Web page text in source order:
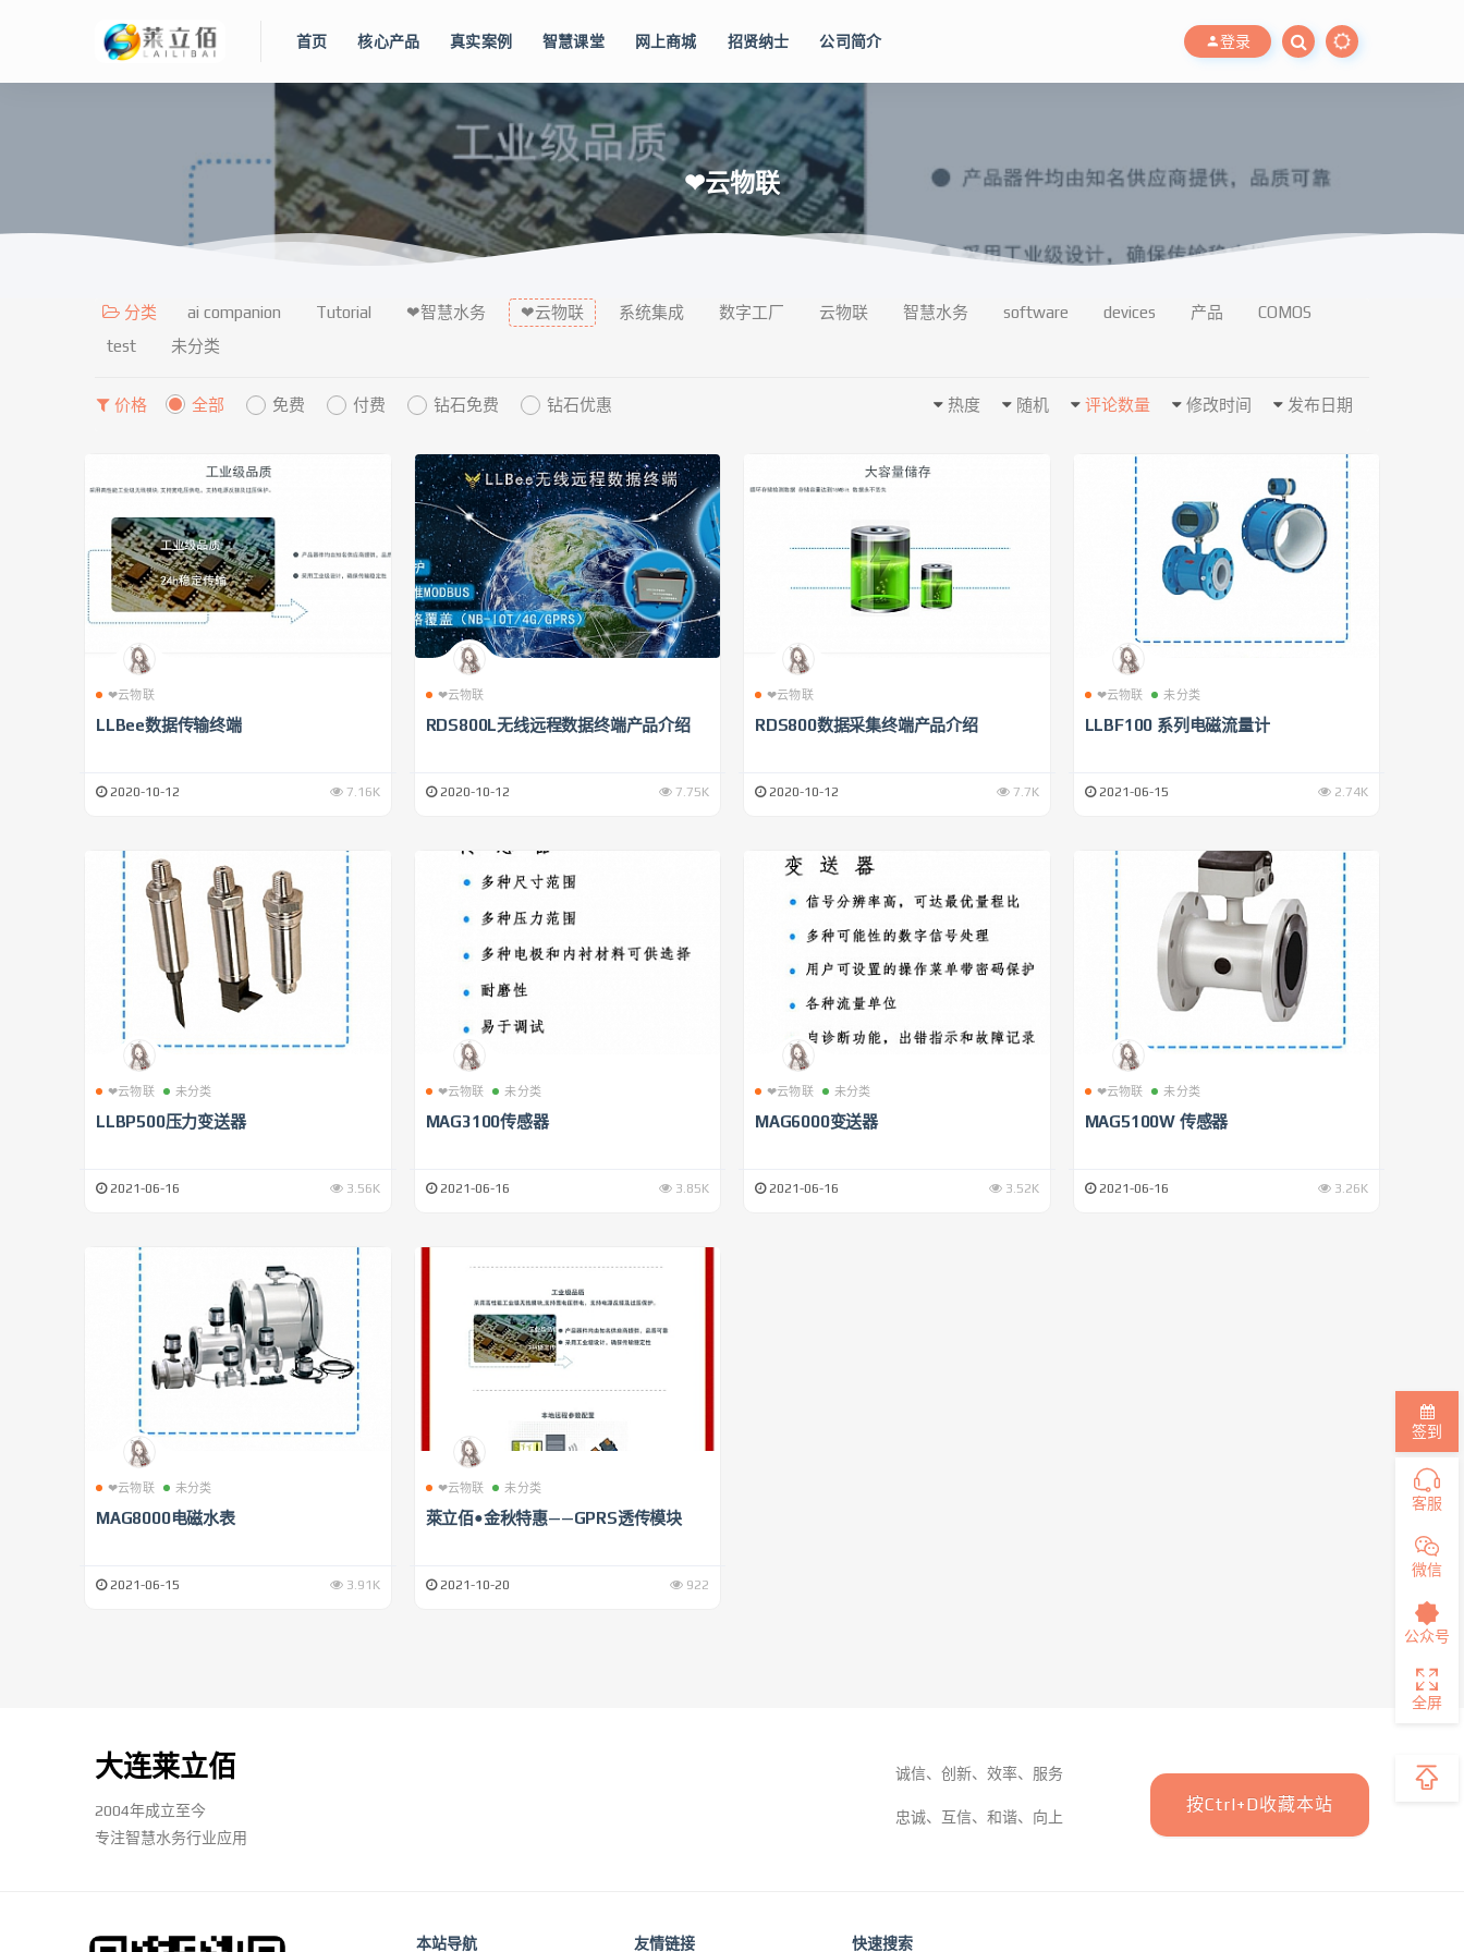
首页 核心产品 真实案例 智慧课堂 网上商城 招贤纳士 公司简介 登录
❤云物联
分类 ai companion Tutorial ❤智慧水务 ❤云物联 系统集成 数字工厂 云物联 智慧水务 software devices 产品
COMOS
test
未分类
价格 全部 免费 付费 钻石免费 钻石优惠 发布日期
修改时间
评论数量
随机
热度
❤云物联
LLBee数据传输终端
2020-10-12 7.16K
❤云物联
RDS800L无线远程数据终端产品介绍
2020-10-12 7.75K
❤云物联
RDS800数据采集终端产品介绍
2020-10-12 7.7K
❤云物联 未分类
LLBF100 系列电磁流量计
2021-06-15 2.74K
❤云物联 未分类
LLBP500压力变送器
2021-06-16 3.56K
❤云物联 未分类
MAG3100传感器
2021-06-16 3.85K
❤云物联 未分类
MAG6000变送器
2021-06-16 3.52K
❤云物联 未分类
MAG5100W 传感器
2021-06-16 3.26K
❤云物联 未分类
MAG8000电磁水表
2021-06-15 3.91K
❤云物联 未分类
萊立佰•金秋特惠——GPRS透传模块
2021-10-20 922
大连莱立佰
2004年成立至今
专注智慧水务行业应用
按Ctrl+D收藏本站
诚信、创新、效率、服务
忠诚、互信、和谐、向上
本站导航 友情链接 快速搜索
签到
客服
微信
公众号
全屏